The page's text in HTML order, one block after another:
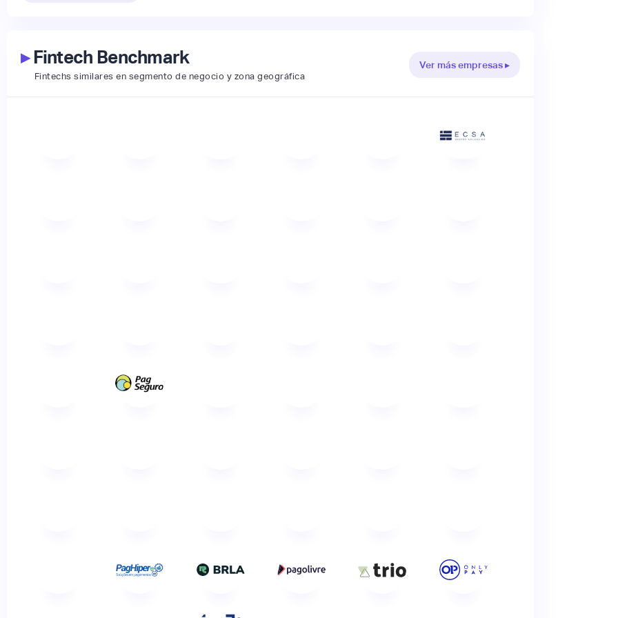
▸Fintech Benchmark
Fintechs similares en segmento de negocio y zona geográfica
Ver más empresas ▸